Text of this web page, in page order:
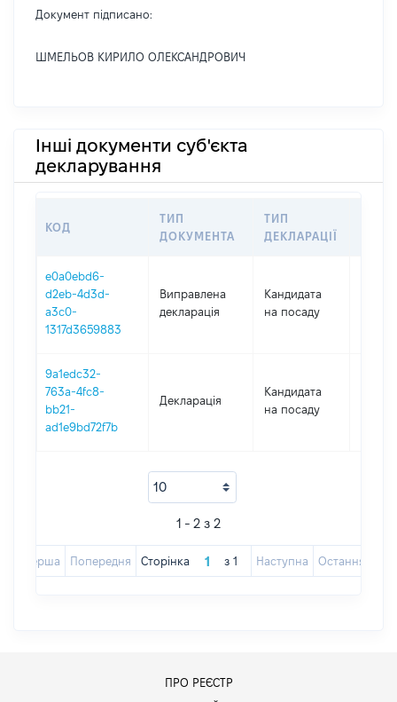
Документ підписано:
ШМЕЛЬОВ КИРИЛО ОЛЕКСАНДРОВИЧ
Інші документи суб'єкта
декларування
КОД
ТИП
ДОКУМЕНТА
ТИП
ДЕКЛАРАЦІЇ
e0a0ebd6-
d2eb-4d3d-
a3c0-
1317d3659883
Виправлена
декларація
Кандидата
на посаду
9a1edc32-
763a-4fc8-
bb21-
ad1e9bd72f7b
Декларація
Кандидата
на посаду
1 - 2 з 2
Перша Попередня Сторінка з 1 Наступна Остання
ПРО РЕЄСТР